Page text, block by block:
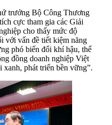
trưởng Bộ Công Thương
cực tham gia các Giải
cho thấy mức độ
với vấn đề tiết kiệm năng
phó biến đổi khí hậu, thể
đồng doanh nghiệp Việt
phát triển bền vững”.